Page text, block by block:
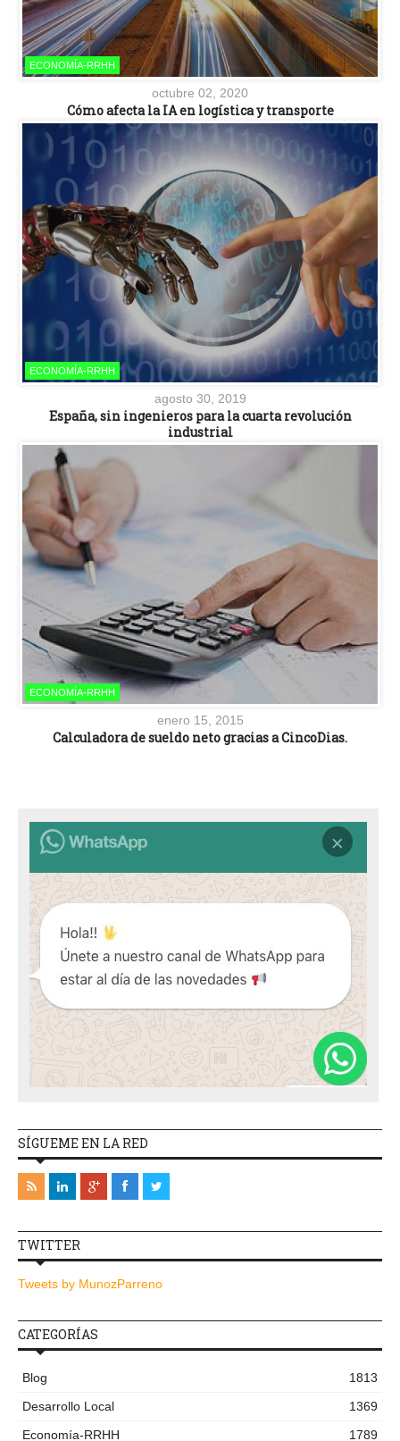
ECONOMÍA-RRHH
octubre 02, 2020
Cómo afecta la IA en logística y transporte
ECONOMÍA-RRHH
agosto 30, 2019
España, sin ingenieros para la cuarta revolución
industrial
ECONOMÍA-RRHH
enero 15, 2015
Calculadora de sueldo neto gracias a CincoDias.
SÍGUEME EN LA RED
TWITTER
Tweets by MunozParreno
CATEGORÍAS
Blog
1813
Desarrollo Local
1369
Economía-RRHH
1789